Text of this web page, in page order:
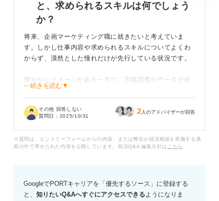
と、求められるスキルは何でしょう
か？
将来、企画マーケティング職に就きたいと考えていま
す。しかし仕事内容や求められるスキルについてよくわ
からず、漠然とした憧れだけが先行している状況です。
華やかなイメージがある一方で、市場調査やデータ分析
などの地道な作業も多いと聞きました。どのような人が
ドバイスをいただけると嬉しいです。
⋯続きを読む▼
その他 回答しない
質問日： 2025/10/31 2 人のアドバイザーが回答
※質問は、エントリーフォームからの内容、または弊社が就活相談を実施する過
程の中で寄せられた内容を公開しています。就活Q&A 編集方針は こちら
GoogleでPORTキャリアを「優先するソース」に登録する
と、 知りたいQ&Aへすぐにアクセスできるようになりま